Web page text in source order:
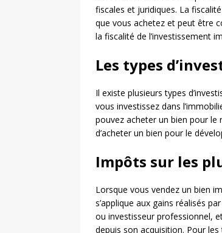
fiscales et juridiques. La
que vous achetez et peut être
la fiscalité de l’investissement
Les types
Il existe plusieurs types
vous investissez dans
pouvez acheter un bien pour le
d’acheter un bien pour le
Impôts sur les
Lorsque vous vendez un bien
s’applique aux gains réalisés
ou investisseur professionnel,
depuis son acquisition. Pour